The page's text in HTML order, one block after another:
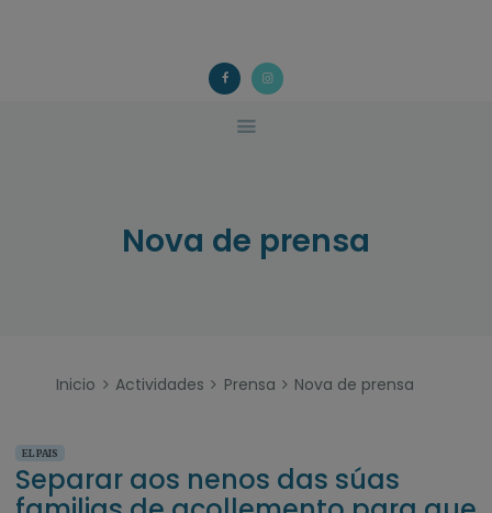
Nova de prensa
Inicio Actividades Prensa Nova de prensa
ACOUGO
Asociación galega de familias de acollida
QUÉ FACEMOS?
ACTIVIDADES
EL PAIS
Separar aos nenos das súas